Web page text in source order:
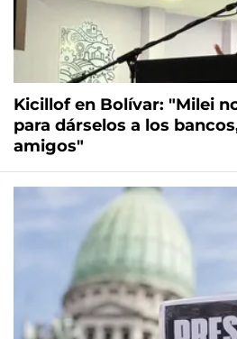
Kicillof en Bolívar: "Milei
para dárselos a los
amigos"